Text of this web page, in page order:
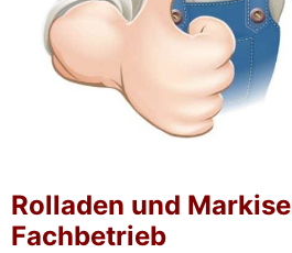
Rolladen und
Fachbetrieb